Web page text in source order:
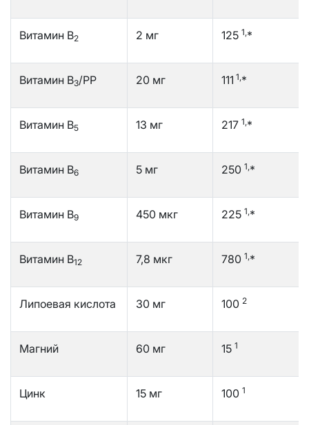
Витамин В2 2 мг 125 1, *
Витамин В3/РР 20 мг 111 1, *
Витамин В5 13 мг 217 1, *
Витамин В6 5 мг 250 1, *
Витамин В9 450 мкг 225 1, *
Витамин В12 7,8 мкг 780 1, *
Липоевая кислота 30 мг 100 2
Магний 60 мг 15 1
Цинк 15 мг 100 1